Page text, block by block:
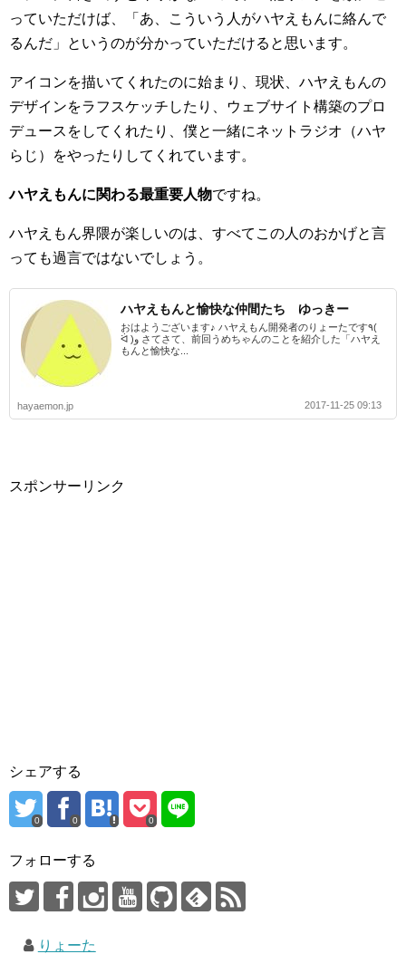
っていただけば、「あ、こういう人がハヤえもんに絡んで
るんだ」というのが分かっていただけると思います。
アイコンを描いてくれたのに始まり、現状、ハヤえもんの
デザインをラフスケッチしたり、ウェブサイト構築のプロ
デュースをしてくれたり、僕と一緒にネットラジオ（ハヤ
らじ）をやったりしてくれています。
ハヤえもんに関わる最重要人物ですね。
ハヤえもん界隈が楽しいのは、すべてこの人のおかげと言
っても過言ではないでしょう。
ハヤえもんと愉快な仲間たち ゆっきー
おはようございます♪ ハヤえもん開発者のりょーたです٩(
ᐛ )و さてさて、前回うめちゃんのことを紹介した「ハヤえ
もんと愉快な...
hayaemon.jp 2017-11-25 09:13
スポンサーリンク
シェアする
0 0 0
フォローする
りょーた